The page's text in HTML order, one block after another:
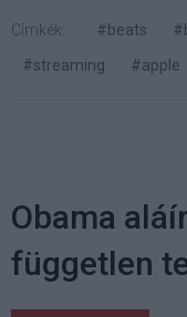
Címkék: #beats
#streaming
#apple
Obama
független